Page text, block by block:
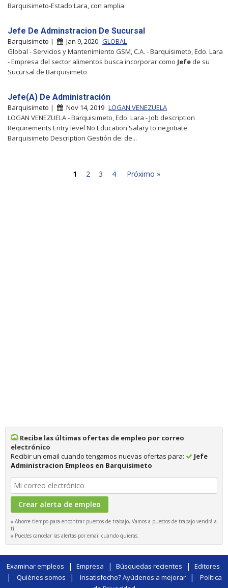
Barquisimeto-Estado Lara, con amplia
Jefe De Adminstracion De Sucursal
Barquisimeto | Jan 9, 2020 GLOBAL
Global - Servicios y Mantenimiento GSM, C.A. - Barquisimeto, Edo. Lara
- Empresa del sector alimentos busca incorporar como Jefe de su
Sucursal de Barquisimeto
Jefe(A) De Administración
Barquisimeto | Nov 14, 2019 LOGAN VENEZUELA
LOGAN VENEZUELA - Barquisimeto, Edo. Lara - Job description
Requirements Entry level No Education Salary to negotiate
Barquisimeto Description Gestión de: de...
1 2 3 4 Próximo »
Recibe las últimas ofertas de empleo por correo
electrónico
Recibir un email cuando tengamos nuevas ofertas para:
Jefe
Administracion Empleos en Barquisimeto
Ahorre tiempo para encontrar puestos de trabajo, Vamos a puestos de trabajo vendrá a
ti.
Puedes cancelar las alertas por email cuando quieras.
Examinar empleos | Empresa | Búsquedas recientes | Editores
| Quiénes somos | Insatisfecho? Ayúdenos a mejorar|
Política